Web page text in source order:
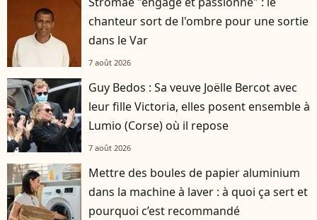
chanteur sort de l'ombre pour une sortie
dans le Var
7 août 2026
Guy Bedos : Sa veuve Joëlle Bercot avec
leur fille Victoria, elles posent ensemble à
Lumio (Corse) où il repose
7 août 2026
Mettre des boules de papier aluminium
dans la machine à laver : à quoi ça sert et
pourquoi c’est recommandé